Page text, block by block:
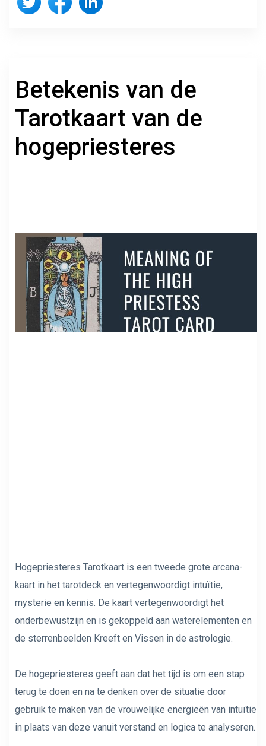
Betekenis van de
Tarotkaart van de
hogepriesteres
Hogepriesteres Tarotkaart is een tweede grote arcana-
kaart in het tarotdeck en vertegenwoordigt intuïtie,
mysterie en kennis. De kaart vertegenwoordigt het
onderbewustzijn en is gekoppeld aan waterelementen en
de sterrenbeelden Kreeft en Vissen in de astrologie.
De hogepriesteres geeft aan dat het tijd is om een ​​stap
terug te doen en na te denken over de situatie door
gebruik te maken van de vrouwelijke energieën van intuïtie
in plaats van deze vanuit verstand en logica te analyseren.